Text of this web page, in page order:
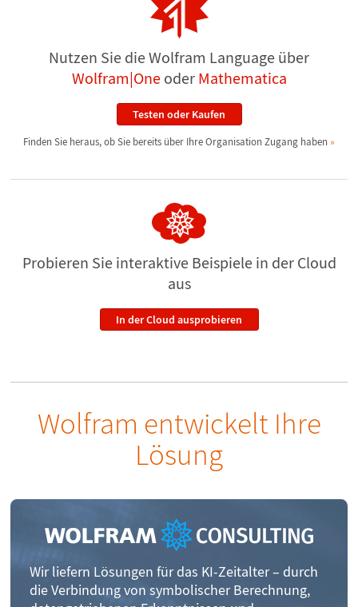
Nutzen Sie die Wolfram Language über
Wolfram|Oneoder Mathematica
Testen oder Kaufen
Finden Sie heraus, ob Sie bereits über Ihre Organisation Zugang haben
Probieren Sie interaktive Beispielein der Cloud
aus
In der Cloud ausprobieren
Wolfram entwickelt Ihre
Lösung
Wir liefern Lösungen für das KI-Zeitalter – durch
die Verbindung von symbolischer Berechnung,